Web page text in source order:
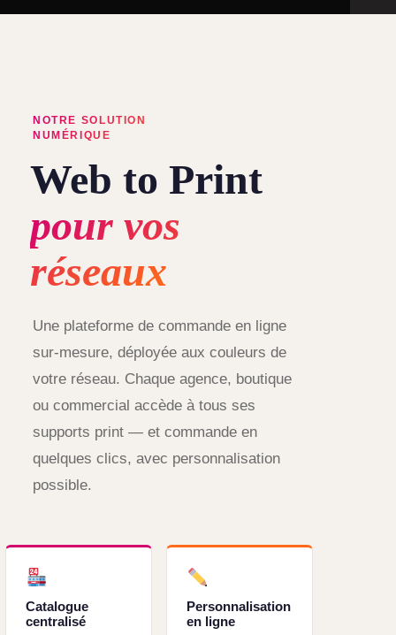
NOTRE SOLUTION
NUMÉRIQUE
Web to Print
pour vos
réseaux
Une plateforme de commande en ligne
sur-mesure, déployée aux couleurs de
votre réseau. Chaque agence, boutique
ou commercial accède à tous ses
supports print — et commande en
quelques clics, avec personnalisation
possible.
Catalogue
centralisé
Personnalisation
en ligne